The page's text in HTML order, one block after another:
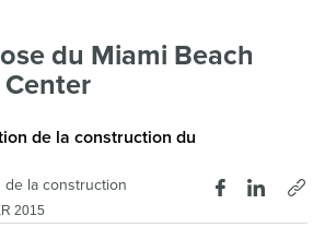
du Miami Beach
de la construction du
de la construction
2015